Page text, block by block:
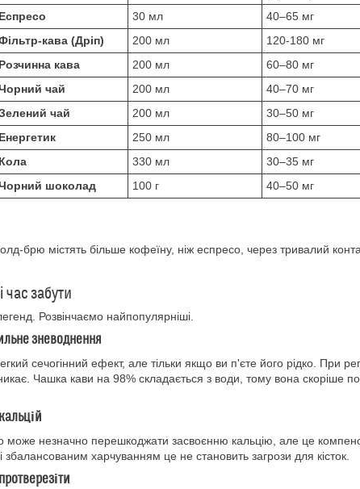
Еспресо
30 мл
40–65 мг
кава (Дріп)
200 мл
120-180 мг
Розчинна кава
200 мл
60–80 мг
чай
200 мл
40–70 мг
чай
200 мл
30–50 мг
Енергетик
250 мл
80–100 мг
Кола
330 мл
30–35 мг
шоколад
100 г 40–50 мг
брю містять більше кофеїну, ніж еспресо, через тривалий
забути
Розвінчаємо найпопулярніші.
зневоднення
сечогінний ефект, але тільки якщо ви п'єте його рідко. При
Чашка кави на 98% складається з води, тому вона скоріше
може незначно перешкоджати засвоєнню кальцію, але це
збалансованим харчуванням це не становить загрози для кісток.